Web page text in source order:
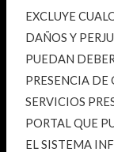
EXCLUYE
DAÑOS Y
PUEDAN
PRESENCIA DE
SERVICIOS
PORTAL QUE
EL SISTEMA